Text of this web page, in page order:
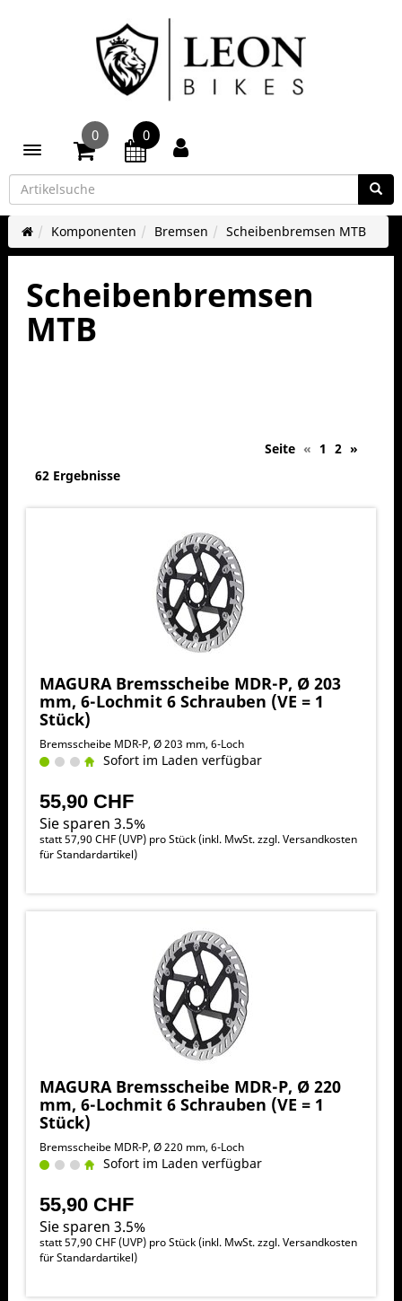
Toggle navigation
0 0
Komponenten Bremsen Scheibenbremsen MTB
Scheibenbremsen
MTB
Seite « 1 2 »
62 Ergebnisse
MAGURA Bremsscheibe MDR-P, Ø 203
mm, 6-Lochmit 6 Schrauben (VE = 1
Stück)
Bremsscheibe MDR-P, Ø 203 mm, 6-Loch
Sofort im Laden verfügbar
55,90 CHF
Sie sparen 3.5%
statt57,90 CHF(UVP) pro Stück (inkl. MwSt. zzgl.Versandkosten
für Standardartikel)
MAGURA Bremsscheibe MDR-P, Ø 220
mm, 6-Lochmit 6 Schrauben (VE = 1
Stück)
Bremsscheibe MDR-P, Ø 220 mm, 6-Loch
Sofort im Laden verfügbar
55,90 CHF
Sie sparen 3.5%
statt57,90 CHF(UVP) pro Stück (inkl. MwSt. zzgl.Versandkosten
für Standardartikel)